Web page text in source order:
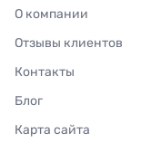
О компании
Отзывы клиентов
Контакты
Блог
Карта сайта